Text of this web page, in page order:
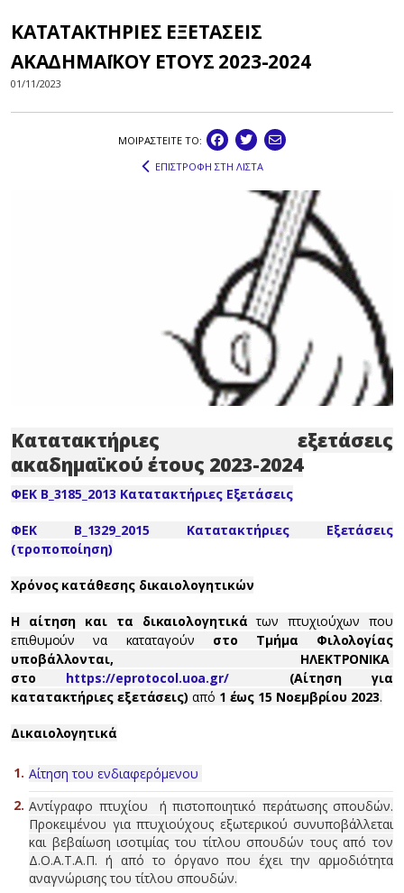
ΚΑΤΑΤΑΚΤΗΡΙΕΣ ΕΞΕΤΑΣΕΙΣ
ΑΚΑΔΗΜΑΪΚΟΥ ΕΤΟΥΣ 2023-2024
01/11/2023
ΜΟΙΡΑΣΤEIΤΕ ΤΟ:
ΕΠΙΣΤΡΟΦΗ ΣΤΗ ΛΙΣΤΑ
Κατατακτήριες εξετάσεις
ακαδημαϊκού έτους 2023-2024
ΦΕΚ Β_3185_2013 Κατατακτήριες Εξετάσεις
ΦΕΚ Β_1329_2015 Κατατακτήριες Εξετάσεις
(τροποποίηση)
Χρόνος κατάθεσης δικαιολογητικών
Η αίτηση και τα δικαιολογητικά των πτυχιούχων που
επιθυμούν να καταταγούν στο Τμήμα Φιλολογίας
υποβάλλονται, ΗΛΕΚΤΡΟΝΙΚΑ
στο https://eprotocol.uoa.gr/ (Αίτηση για
κατατακτήριες εξετάσεις) από 1 έως 15 Νοεμβρίου 2023.
Δικαιολογητικά
Αίτηση του ενδιαφερόμενου
Αντίγραφο πτυχίου ή πιστοποιητικό περάτωσης σπουδών.
Προκειμένου για πτυχιούχους εξωτερικού συνυποβάλλεται
και βεβαίωση ισοτιμίας του τίτλου σπουδών τους από τον
Δ.Ο.Α.Τ.Α.Π. ή από το όργανο που έχει την αρμοδιότητα
αναγνώρισης του τίτλου σπουδών.